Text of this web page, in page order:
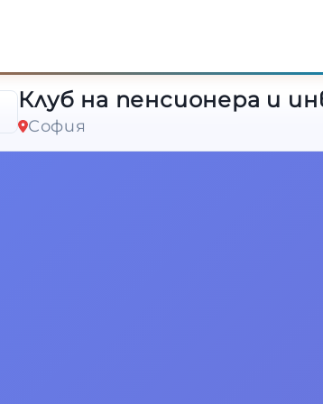
Клуб на пенсионера и